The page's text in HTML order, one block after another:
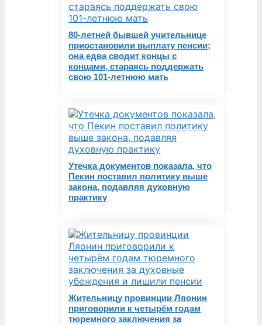
80-летней бывшей учительнице
приостановили выплату пенсии;
она едва сводит концы с
концами, стараясь поддержать
свою 101-летнюю мать
Утечка документов показала, что
Пекин поставил политику выше
закона, подавляя духовную
практику
Жительницу провинции Ляонин
приговорили к четырём годам
тюремного заключения за